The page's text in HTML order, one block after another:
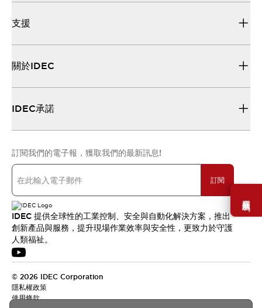
需要幫助嗎？
支援
關於IDEC
IDEC承諾
訂閱我們的電子報，獲取我們的最新訊息!
訂閱
IDEC 提供全球性的工業控制、安全與自動化解決方案，推出
創新產品與服務，提升現場作業效率與安全性，更致力於守護
人類福祉。
© 2026 IDEC Corporation
隱私權政策
使用條款